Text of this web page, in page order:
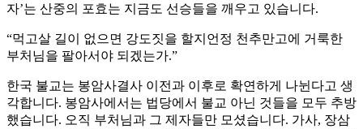
자’는 산중의 포효는 지금도 선승들을 깨우고 있습니다.
“먹고살 길이 없으면 강도짓을 할지언정 천추만고에 거룩한
부처님을 팔아서야 되겠는가.”
한국 불교는 봉암사결사 이전과 이후로 확연하게 나뉜다고 생
각합니다. 봉암사에서는 법당에서 불교 아닌 것들을 모두 추방
했습니다. 오직 부처님과 그 제자들만 모셨습니다. 가사, 장삼